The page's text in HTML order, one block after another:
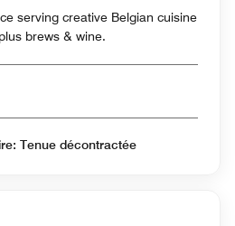
serving creative Belgian cuisine
brews & wine.
Tenue décontractée